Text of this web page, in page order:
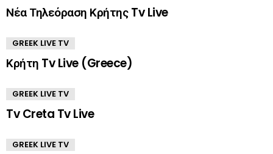
Νέα Τηλεόραση Κρήτης Tv Live
GREEK LIVE TV
Κρήτη Tv Live (Greece)
GREEK LIVE TV
Tv Creta Tv Live
GREEK LIVE TV